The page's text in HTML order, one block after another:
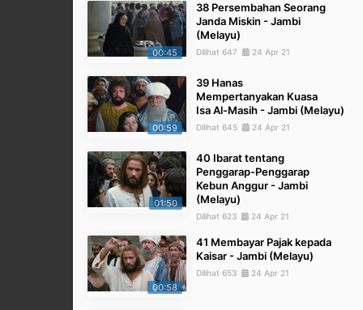
00:45
38 Persembahan Seorang
Janda Miskin - Jambi
(Melayu)
Dilihat 647 24 Apr 21
00:59
39 Hanas
Mempertanyakan Kuasa
Isa Al-Masih - Jambi (Melayu)
Dilihat 645 24 Apr 21
01:50
40 Ibarat tentang
Penggarap-Penggarap
Kebun Anggur - Jambi
(Melayu)
Dilihat 623 24 Apr 21
00:58
41 Membayar Pajak kepada
Kaisar - Jambi (Melayu)
Dilihat 653 24 Apr 21